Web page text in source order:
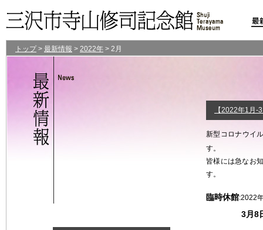
トップ > 最新情報 > 2022年 > 2月
【2022年1月
新型コロナウイ
す。
皆様には急なお
す。
臨時休館:2022
3月8